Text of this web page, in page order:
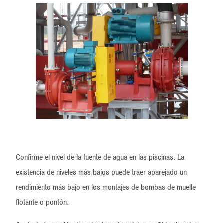
Confirme el nivel de la fuente de agua en las piscinas. La
existencia de niveles más bajos puede traer aparejado un
rendimiento más bajo en los montajes de bombas de muelle
flotante o pontón.